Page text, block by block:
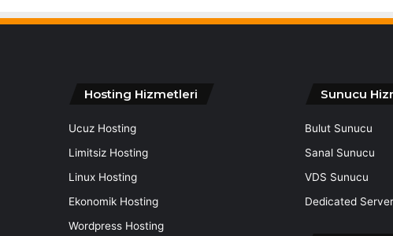
Hosting Hizmetleri
Ucuz Hosting
Limitsiz Hosting
Linux Hosting
Ekonomik Hosting
Wordpress Hosting
Sunucu
Bulut Sunucu
Sanal Sunucu
VDS Sunucu
Dedicated Server